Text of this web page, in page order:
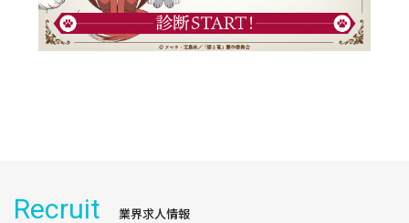
Recruit 業界求人情報